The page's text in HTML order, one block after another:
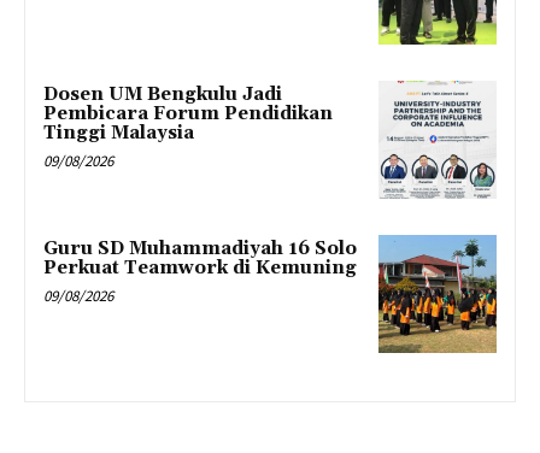
Dosen UM Bengkulu Jadi
Pembicara Forum Pendidikan
Tinggi Malaysia
09/08/2026
Guru SD Muhammadiyah 16 Solo
Perkuat Teamwork di Kemuning
09/08/2026